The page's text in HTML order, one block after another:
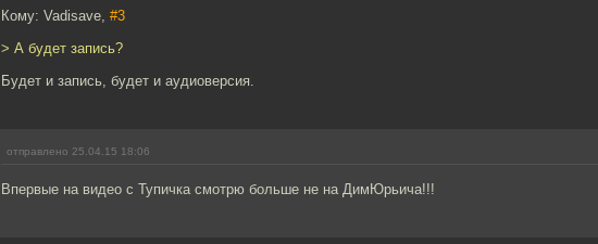
Кому: Vadisave, #3
> А будет запись?
Будет и запись, будет и аудиоверсия.
отправлено 25.04.15 18:06
Впервые на видео с Тупичка смотрю больше не на ДимЮрьича!!!